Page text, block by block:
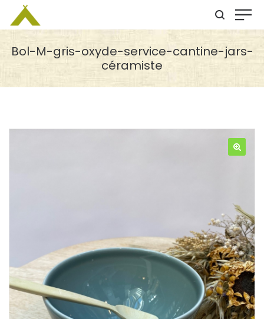
Bol-M-gris-oxyde-service-cantine-jars-
céramiste